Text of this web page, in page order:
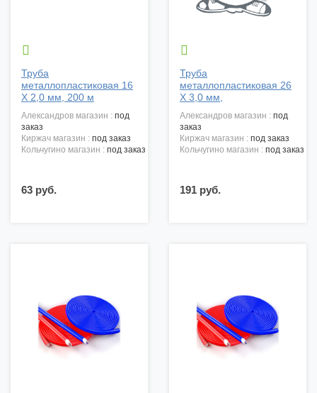

Труба
металлопластиковая 16
X 2,0 мм, 200 м
александров магазин : под
заказ
киржач магазин : под заказ
кольчугино магазин : под заказ
63 руб.

Труба
металлопластиковая 26
X 3,0 мм,
александров магазин : под
заказ
киржач магазин : под заказ
кольчугино магазин : под заказ
191 руб.